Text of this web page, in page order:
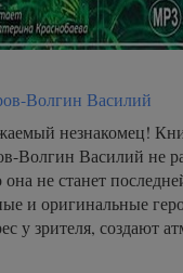
Волгин Василий
незнакомец!
Волгин Василий не
она не станет
и оригинальные
у зрителя, создают